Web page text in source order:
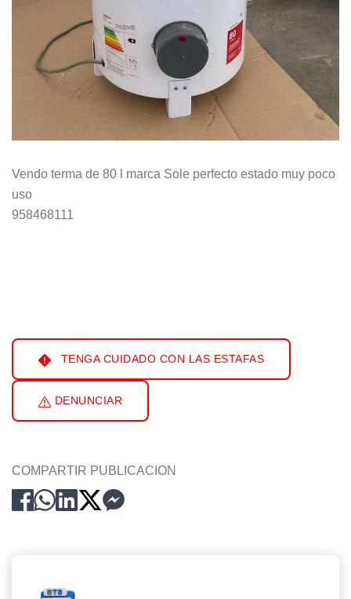
Vendo terma de 80 l marca Sole perfecto estado muy poco
uso
958468111
TENGA CUIDADO CON LAS ESTAFAS
DENUNCIAR
COMPARTIR PUBLICACION